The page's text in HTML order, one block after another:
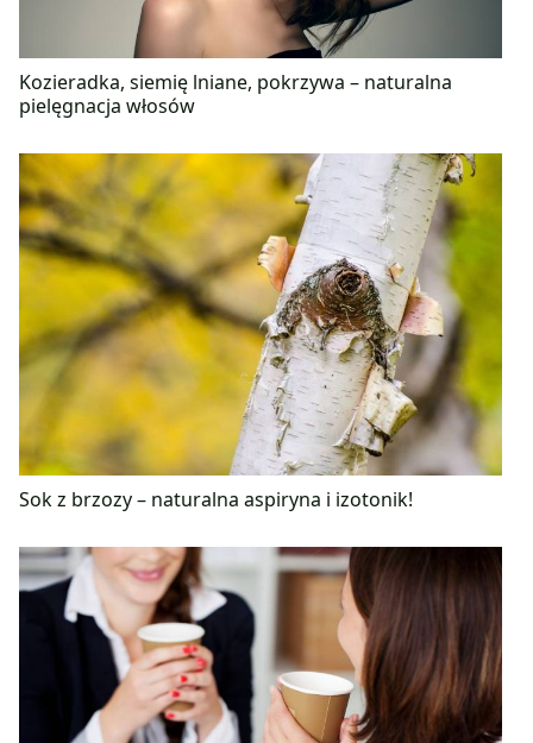
Kozieradka, siemię lniane, pokrzywa – naturalna
pielęgnacja włosów
Sok z brzozy – naturalna aspiryna i izotonik!